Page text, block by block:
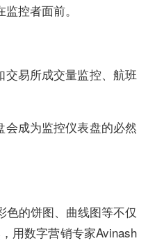
控者面前。
易所成交量监控、航班
成为监控仪表盘的必然
的饼图、曲线图等不仅
用数字营销专家Avinash